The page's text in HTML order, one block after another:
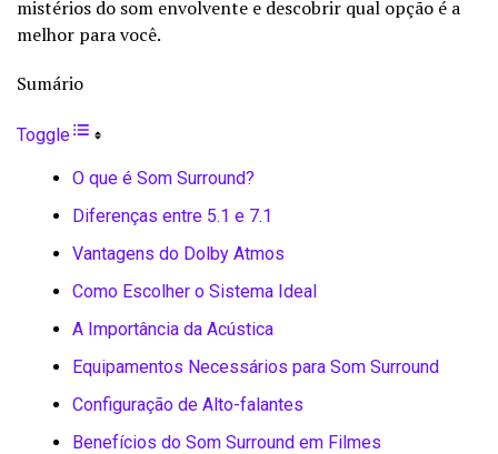
mistérios do som envolvente e descobrir qual opção é a
melhor para você.
Sumário
Toggle
O que é Som Surround?
Diferenças entre 5.1 e 7.1
Vantagens do Dolby Atmos
Como Escolher o Sistema Ideal
A Importância da Acústica
Equipamentos Necessários para Som Surround
Configuração de Alto-falantes
Benefícios do Som Surround em Filmes